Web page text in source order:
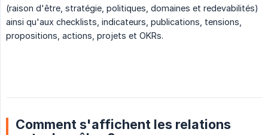
(raison d'être, stratégie, politiques, domaines et redevabilités)
ainsi qu'aux checklists, indicateurs, publications, tensions,
propositions, actions, projets et OKRs.
Comment s'affichent les relations